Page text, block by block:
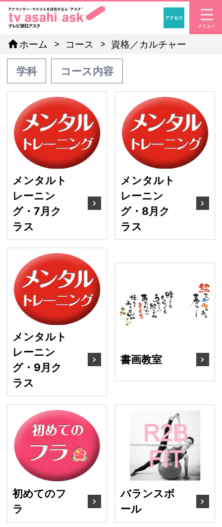
「アナウンサー・マ
アクセス
homeホーム コース 資格／カルチャー
学科 コース内容
メンタルトレーニング
メンタルト
レーニン
グ・7月ク
ラス
メンタルト
レーニン
グ・8月ク
ラス
メンタルトレーニング
メンタルト
レーニン
グ・9月ク
ラス
書画教室
初めてのフ
ラ
バランスボ
ール